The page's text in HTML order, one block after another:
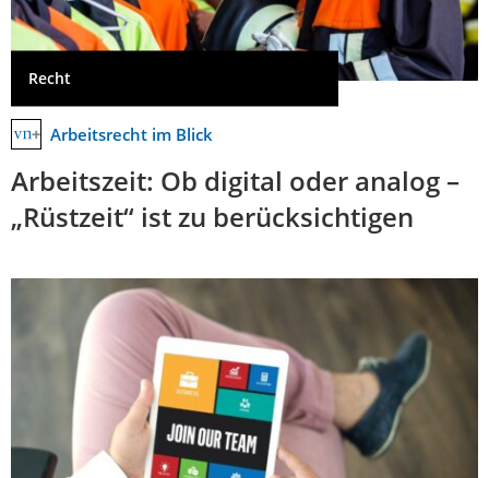
Recht
Arbeitsrecht im Blick
Arbeitszeit: Ob digital oder analog –
„Rüstzeit“ ist zu berücksichtigen